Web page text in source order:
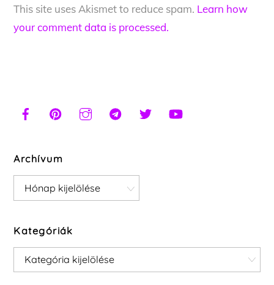
This site uses Akismet to reduce spam. Learn how
your comment data is processed.
Archívum
Archívum
Kategóriák
Kategóriák